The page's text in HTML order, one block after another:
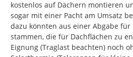
kostenlos auf Dächern montieren
sogar mit einer Pacht am Umsatz
dazu könnten aus einer Abgabe
stammen, die für Dachflächen zu
Eignung (Traglast beachten) noch